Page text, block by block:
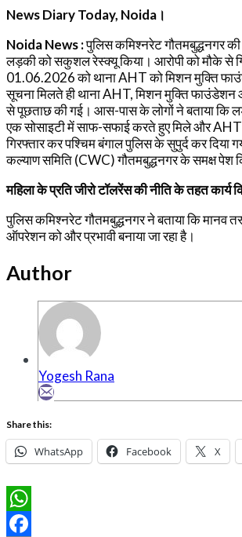
News Diary Today, Noida।
Noida News :पुलिस कमिश्नरेट गौतमबुद्धनगर
लड़की को सकुशल रेस्क्यू किया। आरोपी को मौके से
01.06.2026 को थाना AHT को मिशन मुक्ति
सूचना मिलते ही थाना AHT, मिशन मुक्ति फाउंडेशन
से पूछताछ की गई। आस-पास के लोगों ने बताया कि
एक सोसाइटी में साफ-सफाई करते हुए मिले और AHT
गिरफ्तार कर पश्चिम बंगाल पुलिस के सुपुर्द कर दिया
कल्याण समिति (CWC) गौतमबुद्धनगर के समक्ष पेश
महिला के प्रति जीरो टॉलरेंस की नीति के तहत कार्य
पुलिस कमिश्नरेट गौतमबुद्धनगर ने बताया कि मानव
ऑपरेशन को और प्रभावी बनाया जा रहा है।
Author
Yogesh Rana
Share this:
WhatsApp Facebook X
WhatsApp